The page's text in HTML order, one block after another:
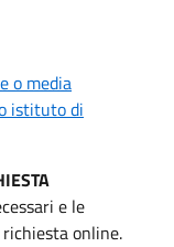
o media
istituto di
e le
richiesta online.